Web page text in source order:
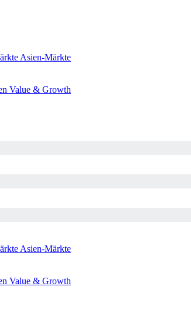
Asien-Märkte
Value & Growth
Asien-Märkte
Value & Growth